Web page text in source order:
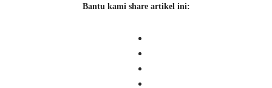
Bantu kami share artikel ini: